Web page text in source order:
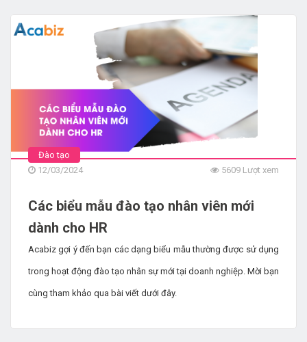
NHÂN SỰ CHO DOANH NGHIỆP TRONG
THỜI ĐẠI 4.0
1629 Lượt xem
L&D cuối năm cần làm những công việc
gì? (Phần 2)
1975 Lượt xem
Những điều cần làm để loại bỏ cái tôi
LÀM THẾ NÀO ĐỂ KHUYẾN KHÍCH
QUYỀN TỰ CHỦ CỦA NHÂN VIÊN
Đào tạo
12/03/2024
5609 Lượt xem
Các biểu mẫu đào tạo nhân viên mới
dành cho HR
Acabiz gợi ý đến bạn các dạng biểu mẫu thường được sử dụng
trong hoạt động đào tạo nhân sự mới tại doanh nghiệp. Mời bạn
cùng tham khảo qua bài viết dưới đây.